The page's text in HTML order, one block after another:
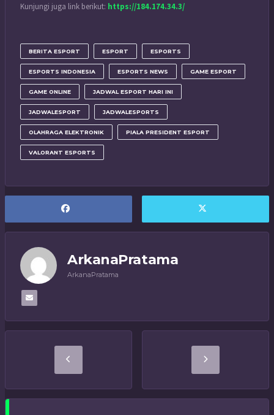
Kunjungi juga link berikut: https://184.174.34.3/
BERITA ESPORT ESPORT ESPORTS
ESPORTS INDONESIA ESPORTS NEWS GAME ESPORT
GAME ONLINE JADWAL ESPORT HARI INI
JADWALESPORT JADWALESPORTS
OLAHRAGA ELEKTRONIK PIALA PRESIDENT ESPORT
VALORANT ESPORTS
ArkanaPratama
ArkanaPratama